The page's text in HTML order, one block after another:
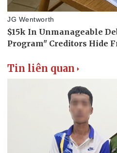
Lịch thi đấu bóng đá
Tin liên quan